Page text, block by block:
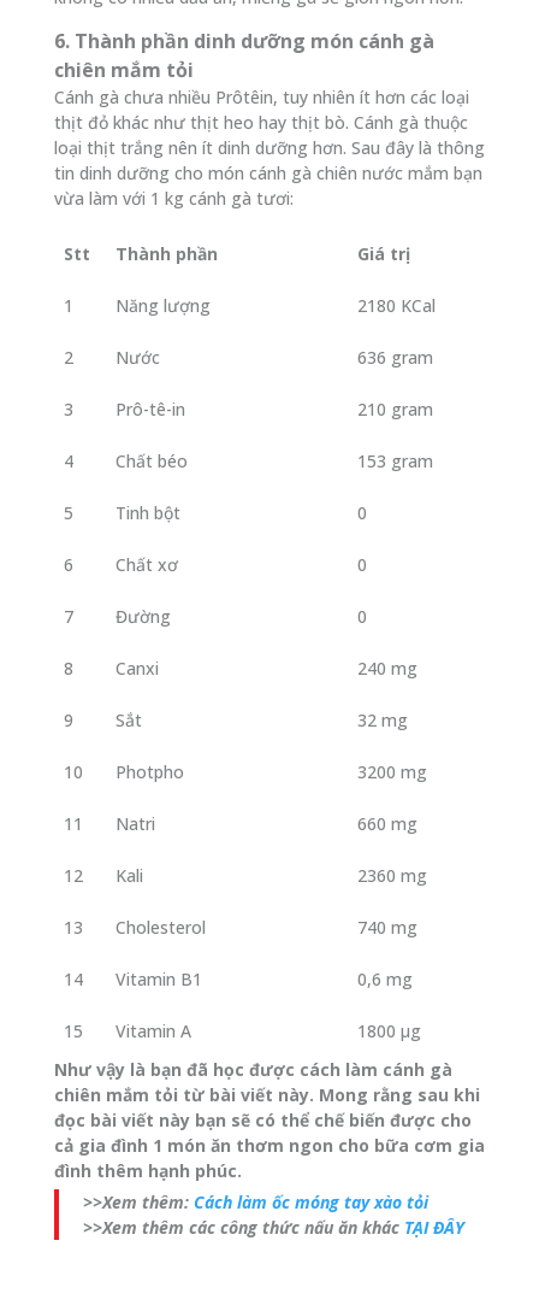
6. Thành phần dinh dưỡng món cánh gà
chiên mắm tỏi
Cánh gà chưa nhiều Prôtêin, tuy nhiên ít hơn các loại
thịt đỏ khác như thịt heo hay thịt bò. Cánh gà thuộc
loại thịt trắng nên ít dinh dưỡng hơn. Sau đây là thông
tin dinh dưỡng cho món cánh gà chiên nước mắm bạn
vừa làm với 1 kg cánh gà tươi:
Stt Thành phần Giá trị
1 Năng lượng 2180 KCal
2 Nước 636 gram
3 Prô-tê-in 210 gram
4 Chất béo 153 gram
5 Tinh bột 0
6 Chất xơ 0
7 Đường 0
8 Canxi 240 mg
9 Sắt 32 mg
10 Photpho 3200 mg
11 Natri 660 mg
12 Kali 2360 mg
13 Cholesterol 740 mg
14 Vitamin B1 0,6 mg
15 Vitamin A
1800 µg
Như vậy là bạn đã học được cách làm cánh gà
chiên mắm tỏi từ bài viết này. Mong rằng sau khi
đọc bài viết này bạn sẽ có thể chế biến được cho
cả gia đình 1 món ăn thơm ngon cho bữa cơm gia
đình thêm hạnh phúc.
>>Xem thêm: Cách làm ốc móng tay xào tỏi
>>Xem thêm các công thức nấu ăn khácTẠI ĐÂY